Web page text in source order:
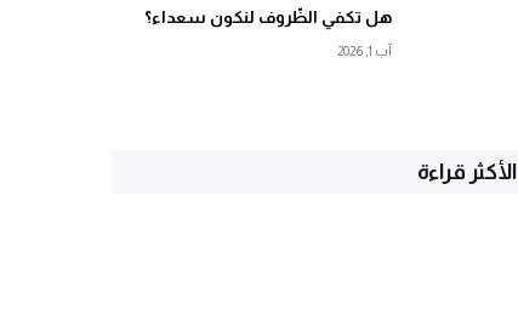
هل تكفي الظّروف لنكون سعداء؟
آب 1, 2026
الأكثر قراءة